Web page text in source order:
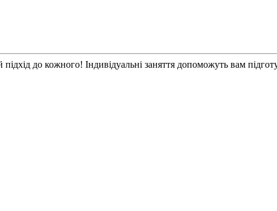
до кожного! Індивідуальні заняття допоможуть вам